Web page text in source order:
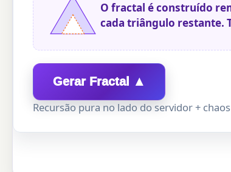
O fractal é construído
cada triângulo restante.
Gerar Fractal ▲
Recursão pura no lado do servidor +